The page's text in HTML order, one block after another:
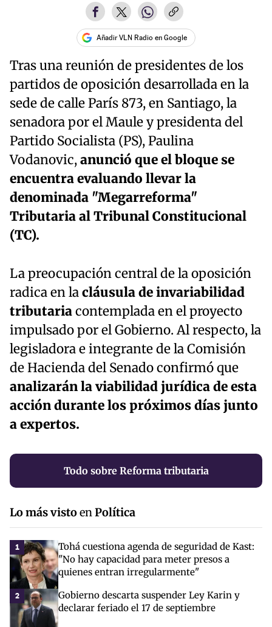
Añadir VLN Radio en Google
Tras una reunión de presidentes de los
partidos de oposición desarrollada en la
sede de calle París 873, en Santiago, la
senadora por el Maule y presidenta del
Partido Socialista (PS), Paulina
Vodanovic,anunció que el bloque se
encuentra evaluando llevar la
denominada "Megarreforma"
Tributaria al Tribunal Constitucional
(TC).
La preocupación central de la oposición
radica en lacláusula de invariabilidad
tributariacontemplada en el proyecto
impulsado por el Gobierno. Al respecto, la
legisladora e integrante de la Comisión
de Hacienda del Senado confirmó que
analizarán la viabilidad jurídica de esta
acción durante los próximos días junto
a expertos.
Todo sobre Reforma tributaria
Lo más vistoenPolítica
1
Tohá cuestiona agenda de seguridad de Kast:
"No hay capacidad para meter presos a
quienes entran irregularmente"
2
Gobierno descarta suspender Ley Karin y
declarar feriado el 17 de septiembre